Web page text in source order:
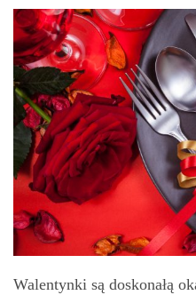
Walentynki są doskonałą